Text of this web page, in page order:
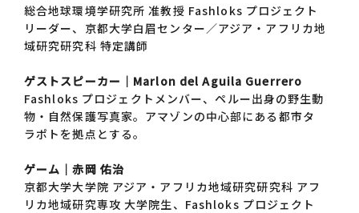
総合地球環境学研究所 准教授 Fashloks プロジェクト
リーダー、京都大学白眉センター／アジア・アフリカ地
域研究研究科 特定講師
ゲストスピーカー｜Marlon del Aguila Guerrero
Fashloks プロジェクトメンバー、ペルー出身の野生動
物・自然保護写真家。アマゾンの中心部にある都市タ
ラポトを拠点とする。
ゲーム｜赤岡 佑治
京都大学大学院 アジア・アフリカ地域研究研究科 アフ
リカ地域研究専攻 大学院生、Fashloks プロジェクト